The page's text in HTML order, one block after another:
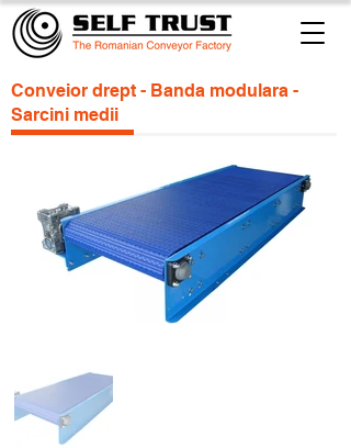
Conveior drept - Banda modulara -
Sarcini medii